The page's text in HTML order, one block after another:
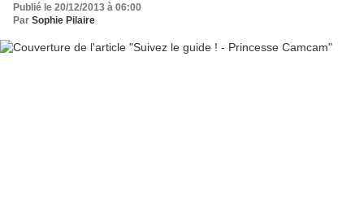
Publié le 20/12/2013 à 06:00
Par Sophie Pilaire